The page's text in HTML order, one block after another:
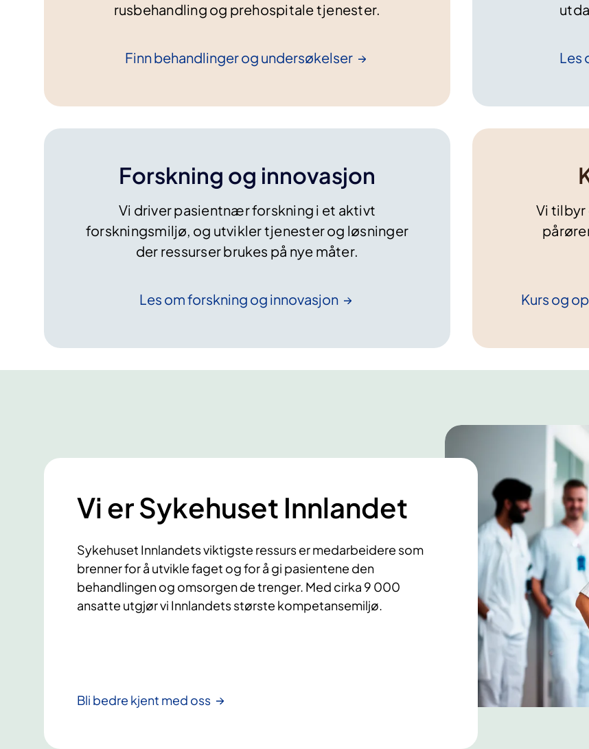
rusbehandling og prehospitale tjenester.
Finn behandlinger og undersøkelser Les
Forskning og innovasjon
Vi driver pasientnær forskning i et aktivt
forskningsmiljø, og utvikler tjenester og løsninger
der ressurser brukes på nye måter.
Les om forskning og innovasjon
Vi
Kurs og
Vi er Sykehuset Innlandet
Sykehuset Innlandets viktigste ressurs er medarbeidere som
brenner for å utvikle faget og for å gi pasientene den
behandlingen og omsorgen de trenger. Med cirka 9 000
ansatte utgjør vi Innlandets største kompetansemiljø.​
Bli bedre kjent med oss